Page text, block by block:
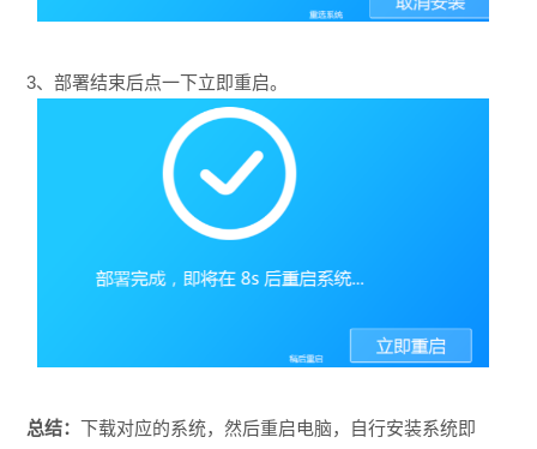
3、部署结束后点一下立即重启。
总结： 下载对应的系统，然后重启电脑，自行安装系统即